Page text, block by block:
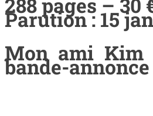
Parution : 15
Mon ami Kim
bande-annonce